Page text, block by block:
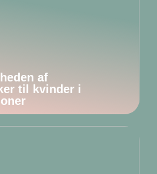
af
til kvinder i